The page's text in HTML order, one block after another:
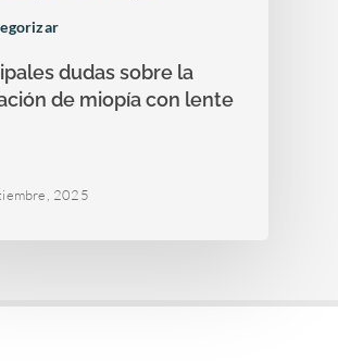
dudas sobre la
de miopía con lente
2025